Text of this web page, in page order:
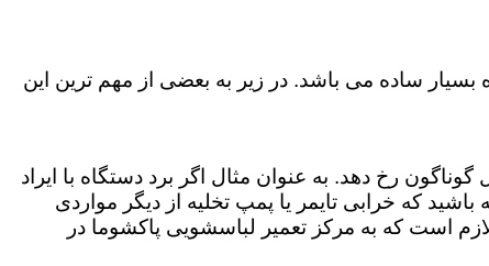
ساده می باشد. در زیر به بعضی از مهم ترین این
رخ دهد. به عنوان مثال اگر برد دستگاه با ایراد
که خرابی تایمر یا پمپ تخلیه از دیگر مواردی
است که به مرکز تعمیر لباسشویی پاکشوما در